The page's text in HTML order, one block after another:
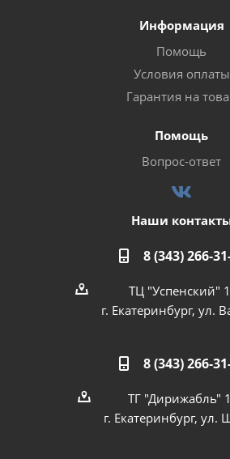
Информация
Помощь
Условия оплаты
Гарантия на
Помощь
Вопрос-ответ
Наши
8 (343) 266-
ТЦ "Успенский"
г. Екатеринбург, ул.
8 (343) 266-
ТГ "Дирижабль"
г. Екатеринбург, ул.